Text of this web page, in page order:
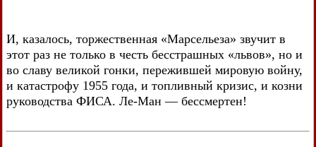
И, казалось, торжественная «Марсельеза» звучит в
этот раз не только в честь бесстрашных «львов», но и
во славу великой гонки, пережившей мировую войну,
и катастрофу 1955 года, и топливный кризис, и козни
руководства ФИСА. Ле-Ман — бессмертен!